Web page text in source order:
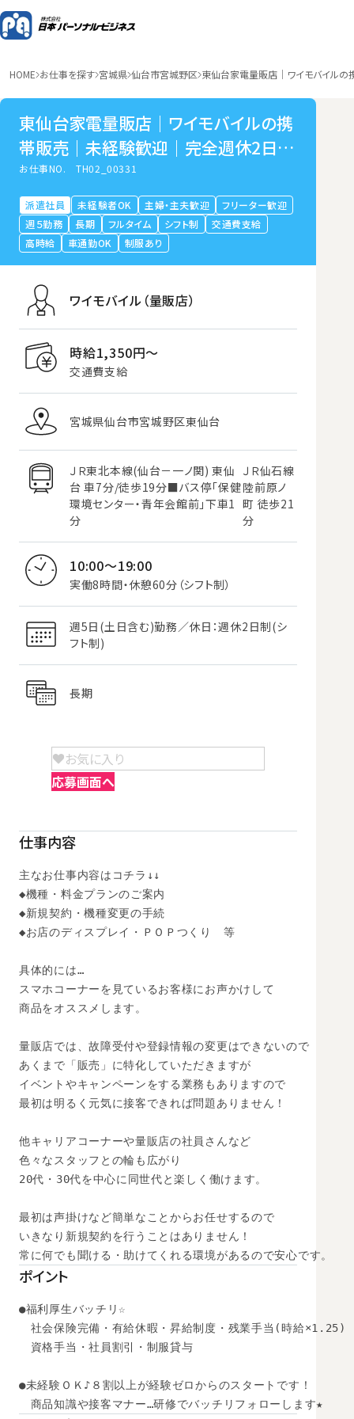
HOME お仕事を探す 宮城県 仙台市宮城野区 東仙台家電量販店｜ワイモバイル
東仙台家電量販店｜ワイモバイルの携
帯販売｜未経験歓迎｜完全週休2日制
｜仙台市宮城野区東仙台
お仕事NO.TH02_00331
派遣社員 未経験者OK 主婦・主夫歓迎
フリーター歓迎
週５勤務
長期 フルタイム シフト制
交通費支給
高時給
車通勤OK 制服あり
ワイモバイル（量販店）
時給1,350円〜
交通費支給
宮城県仙台市宮城野区東仙台
ＪＲ東北本線(仙台－一ノ関) 東仙
台 車7分/徒歩19分■バス停「保健
環境センター・青年会館前」下車1
分
ＪＲ仙石線
陸前原ノ
町 徒歩21
分
10:00～19:00
実働8時間・休憩60分（シフト制）
週5日(土日含む)勤務／休日：週休2日制(シ
フト制)
長期
お気に入り
応募画面へ
仕事内容
主なお仕事内容はコチラ↓↓
◆機種・料金プランのご案内
◆新規契約・機種変更の手続
◆お店のディスプレイ・ＰＯＰつくり　等
具体的には…
スマホコーナーを見ているお客様にお声かけして
商品をオススメします。
量販店では、故障受付や登録情報の変更はできないので
あくまで「販売」に特化していただきますが
イベントやキャンペーンをする業務もありますので
最初は明るく元気に接客できれば問題ありません！
他キャリアコーナーや量販店の社員さんなど
色々なスタッフとの輪も広がり
20代・30代を中心に同世代と楽しく働けます。
最初は声掛けなど簡単なことからお任せするので
いきなり新規契約を行うことはありません！
常に何でも聞ける・助けてくれる環境があるので安心です。
ポイント
●福利厚生バッチリ☆
社会保険完備・有給休暇・昇給制度・残業手当(時給×1.25)
資格手当・社員割引・制服貸与
●未経験ＯＫ♪８割以上が経験ゼロからのスタートです！
商品知識や接客マナー…研修でバッチリフォローします★